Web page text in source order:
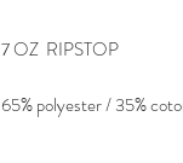
7 OZ RIPSTOP
65% polyester / 35%